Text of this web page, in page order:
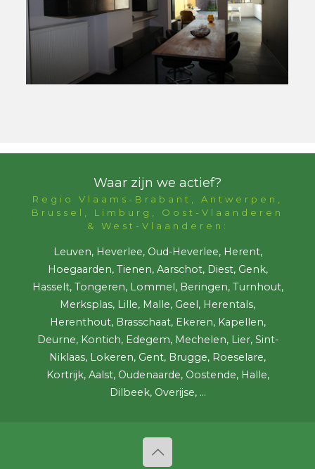
Waar zijn we actief?
Regio Vlaams-Brabant, Antwerpen,
Brussel, Limburg, Oost-Vlaanderen
& West-Vlaanderen:
Leuven, Heverlee, Oud-Heverlee, Herent,
Hoegaarden, Tienen, Aarschot, Diest, Genk,
Hasselt, Tongeren, Lommel, Beringen, Turnhout,
Merksplas, Lille, Malle, Geel, Herentals,
Herenthout, Brasschaat, Ekeren, Kapellen,
Deurne, Kontich, Edegem, Mechelen, Lier, Sint-
Niklaas, Lokeren, Gent, Brugge, Roeselare,
Kortrijk, Aalst, Oudenaarde, Oostende, Halle,
Dilbeek, Overijse, ...